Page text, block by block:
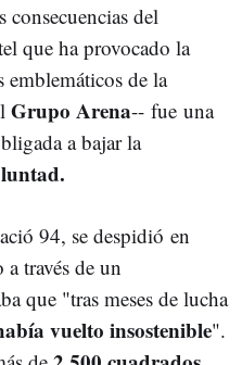
consecuencias del
que ha provocado la
de la
Grupo Arena-- fue una
a bajar la
94, se despidió en
través de un
que "tras meses de lucha
vuelto insostenible".